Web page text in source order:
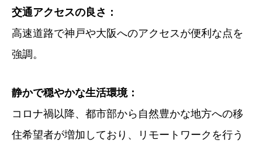
交通アクセスの良さ：
高速道路で神戸や大阪へのアクセスが便利な点を
強調。
静かで穏やかな生活環境：
コロナ禍以降、都市部から自然豊かな地方への移
住希望者が増加しており、リモートワークを行う